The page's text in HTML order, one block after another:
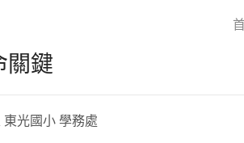
關鍵
東光國小 學務處